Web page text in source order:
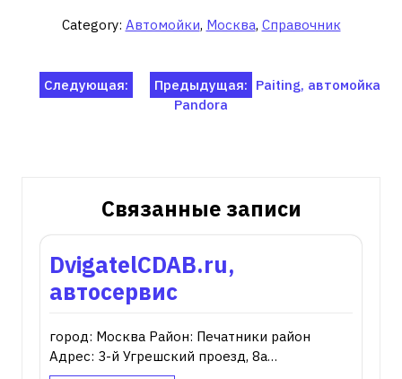
Category: Автомойки, Москва, Справочник
Навигация
Предыдущая: Paiting, автомойка
Следующая:
Pandora
Связанные записи
DvigatelCDAB.ru,
автосервис
город: Москва Район: Печатники район
Адрес: 3-й Угрешский проезд, 8а…